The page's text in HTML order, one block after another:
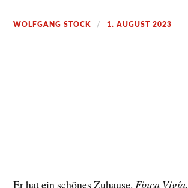
WOLFGANG STOCK 1. AUGUST 2023
Er hat ein schönes Zuhause. Finca Vigía,